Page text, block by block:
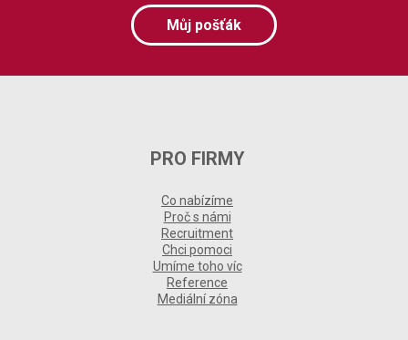
Můj pošťák
PRO FIRMY
Co nabízíme
Proč s námi
Recruitment
Chci pomoci
Umíme toho víc
Reference
Mediální zóna